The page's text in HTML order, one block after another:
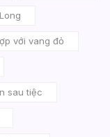
với vang đỏ
sau tiệc